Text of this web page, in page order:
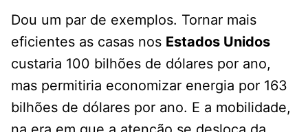
Dou um par de exemplos. Tornar mais
eficientes as casas nos Estados Unidos
custaria 100 bilhões de dólares por ano,
mas permitiria economizar energia por 163
bilhões de dólares por ano. E a mobilidade,